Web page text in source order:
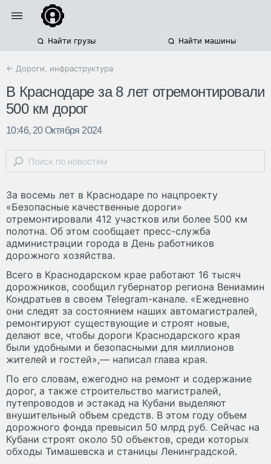
Найти грузы Найти машины
← Дороги, инфраструктура
В Краснодаре за 8 лет отремонтировали
500 км дорог
10:46, 20 Октября 2024
За восемь лет в Краснодаре по нацпроекту
«Безопасные качественные дороги»
отремонтировали 412 участков или более 500 км
полотна. Об этом сообщает пресс-служба
администрации города в День работников
дорожного хозяйства.
Всего в Краснодарском крае работают 16 тысяч
дорожников, сообщил губернатор региона Вениамин
Кондратьев в своем Telegram-канале. «Ежедневно
они следят за состоянием наших автомагистралей,
ремонтируют существующие и строят новые,
делают все, чтобы дороги Краснодарского края
были удобными и безопасными для миллионов
жителей и гостей»,— написал глава края.
По его словам, ежегодно на ремонт и содержание
дорог, а также строительство магистралей,
путепроводов и эстакад на Кубани выделяют
внушительный объем средств. В этом году объем
дорожного фонда превысил 50 млрд руб. Сейчас на
Кубани строят около 50 объектов, среди которых
обходы Тимашевска и станицы Ленинградской.